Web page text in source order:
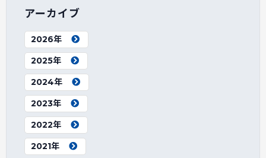
アーカイブ
2026年
2025年
2024年
2023年
2022年
2021年